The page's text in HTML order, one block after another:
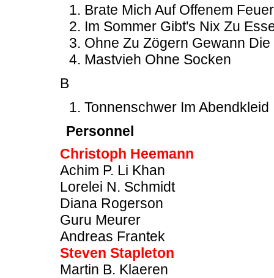
Brate Mich Auf Offenem Feuer
Im Sommer Gibt's Nix Zu
Ohne Zu Zögern Gewann
Mastvieh Ohne Socken
B
Tonnenschwer Im Abendkleid
Personnel
Christoph Heemann
Achim P. Li Khan
Lorelei N. Schmidt
Diana Rogerson
Guru Meurer
Andreas Frantek
Steven Stapleton
Martin B. Klaeren